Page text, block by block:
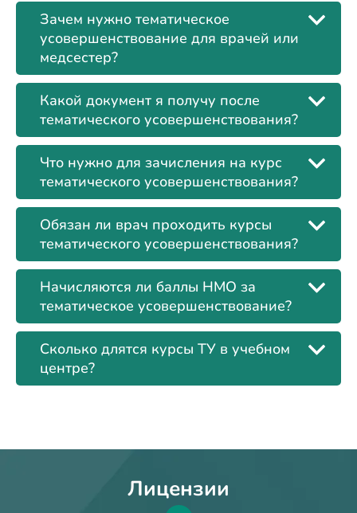
Зачем нужно тематическое
усовершенствование для врачей или
медсестер?
Какой документ я получу после
тематического усовершенствования?
Что нужно для зачисления на курс
тематического усовершенствования?
Обязан ли врач проходить курсы
тематического усовершенствования?
Начисляются ли баллы НМО за
тематическое усовершенствование?
Сколько длятся курсы ТУ в учебном
центре?
Лицензии